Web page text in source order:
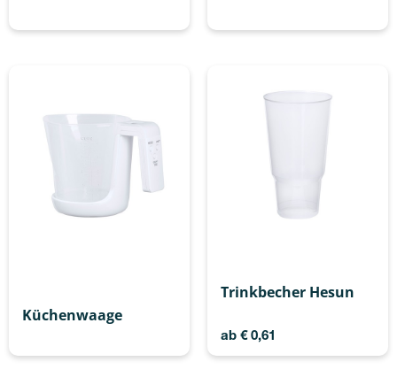
Küchenwaage
Trinkbecher Hesun
ab €0,61